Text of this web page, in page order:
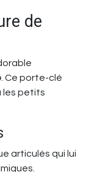
de
. Ce porte-clé
les petits
articulés qui lui